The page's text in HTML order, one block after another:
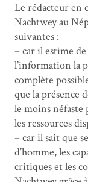
Le rédacteur en
Nachtwey au
suivantes :
– car il estime
l’information la
complète
que la présence
le moins néfaste
les ressources
– car il sait que
d’homme, les
critiques et les